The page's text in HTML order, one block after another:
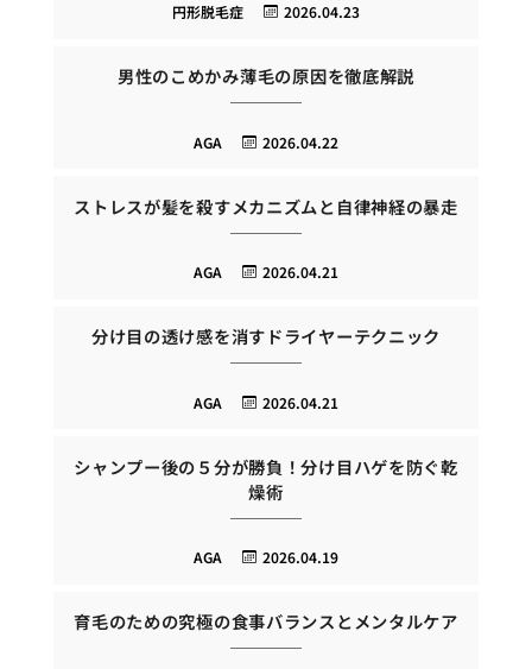
2026.04.23
円形脱毛症
男性のこめかみ薄毛の原因を徹底解説
2026.04.22
AGA
ストレスが髪を殺すメカニズムと自律神経の暴走
2026.04.21
AGA
分け目の透け感を消すドライヤーテクニック
2026.04.21
AGA
シャンプー後の５分が勝負！分け目ハゲを防ぐ乾
燥術
2026.04.19
AGA
育毛のための究極の食事バランスとメンタルケア